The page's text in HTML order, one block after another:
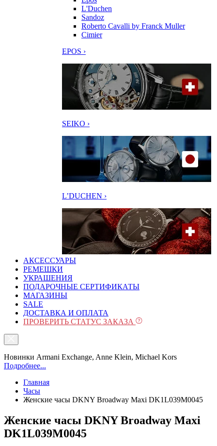
L'Duchen
Sandoz
Roberto Cavalli by Franck Muller
Cimier
EPOS ›
SEIKO ›
L’DUCHEN ›
АКСЕССУАРЫ
РЕМЕШКИ
УКРАШЕНИЯ
ПОДАРОЧНЫЕ СЕРТИФИКАТЫ
МАГАЗИНЫ
SALE
ДОСТАВКА И ОПЛАТА
ПРОВЕРИТЬ СТАТУС ЗАКАЗА
Новинки Armani Exchange, Anne Klein, Michael Kors
Подробнее...
Главная
Часы
Женские часы DKNY Broadway Maxi DK1L039M0045
Женские часы DKNY Broadway Maxi
DK1L039M0045